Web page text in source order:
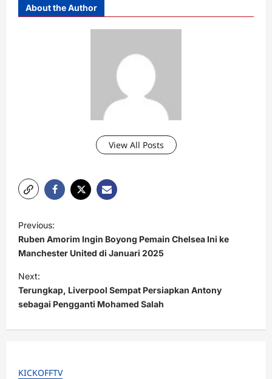
About the Author
View All Posts
o
s
t
n
a
v
g
Previous:
Ruben Amorim Ingin Boyong Pemain Chelsea Ini ke
Manchester United di Januari 2025
Next:
Terungkap, Liverpool Sempat Persiapkan Antony
sebagai Pengganti Mohamed Salah
KICKOFFTV